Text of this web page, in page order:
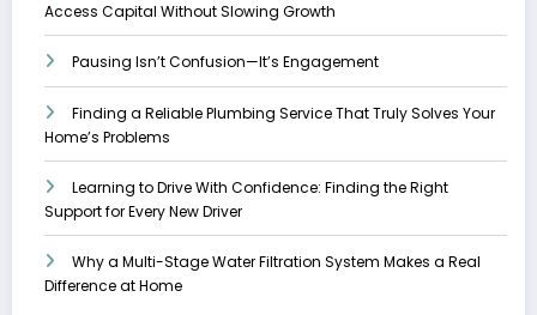
Access Capital Without Slowing Growth
Pausing Isn’t Confusion—It’s Engagement
Finding a Reliable Plumbing Service That Truly Solves Your
Home’s Problems
Learning to Drive With Confidence: Finding the Right
Support for Every New Driver
Why a Multi-Stage Water Filtration System Makes a Real
Difference at Home